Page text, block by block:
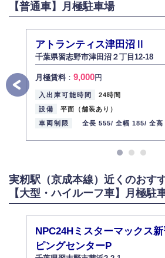
【普通車】月極駐車場
アトランティス津田沼Ⅱ
千葉県習志野市津田沼２丁目12-18
月極賃料： 9,000円
入出庫可能時間
24時間
設備
平面（舗装あり）
車両制限
全長 555/ 全幅 185/ 全高
実籾駅（京成本線）近くのおす
【大型・ハイルーフ車】月極駐
NPC24Hミスターマックス
ピングセンターP